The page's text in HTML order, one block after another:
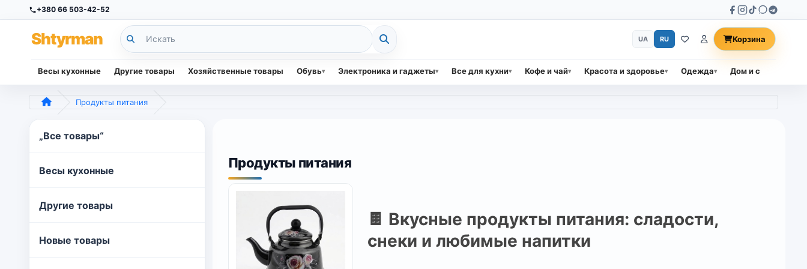
+380 66 503-42-52
Shtyrman
Весы кухонные Другие товары Хозяйственные товары Обувь Электроника и гаджеты Все для кухни Кофе и чай Красота и здоровье Одежда Дом и сад
UA RU Корзина
Продукты питания
„Все товары“
Весы кухонные
Другие товары
Новые товары
Продукты питания
🍫 Вкусные продукты питания: сладости,
снеки и любимые напитки